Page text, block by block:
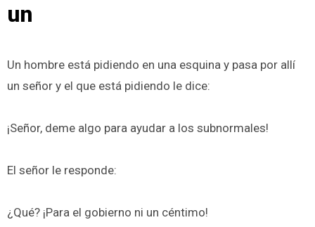
un
Un hombre está pidiendo en una esquina y pasa por allí
un señor y el que está pidiendo le dice:
¡Señor, deme algo para ayudar a los subnormales!
El señor le responde:
¿Qué? ¡Para el gobierno ni un céntimo!